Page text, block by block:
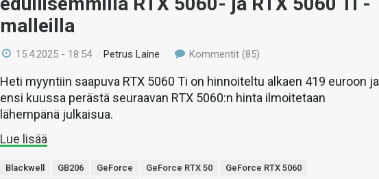
malleilla
15.4.2025 - 18:54 /Petrus Laine Kommentit (85)
Heti myyntiin saapuva RTX 5060 Ti on hinnoiteltu alkaen 419 euroon ja
ensi kuussa perästä seuraavan RTX 5060:n hinta ilmoitetaan
lähempänä julkaisua.
Lue lisää
Blackwell GB206 GeForce GeForce RTX 50
GeForce RTX 5060